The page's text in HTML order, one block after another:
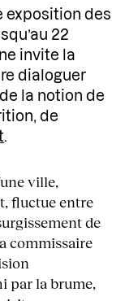
exposition des
22
invite la
dialoguer
la notion de
de
ville,
fluctue entre
de
commissaire
par la brume,